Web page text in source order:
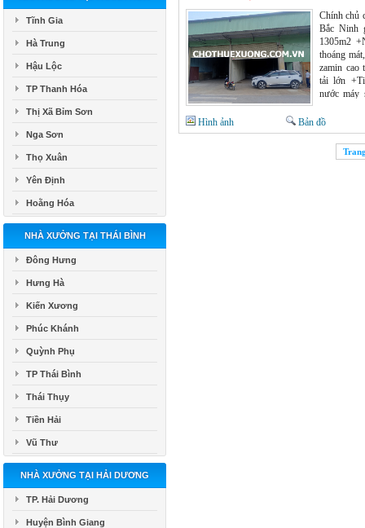
Tĩnh Gia
Hà Trung
Hậu Lộc
TP Thanh Hóa
Thị Xã Bỉm Sơn
Nga Sơn
Thọ Xuân
Yên Định
Hoằng Hóa
NHÀ XƯỞNG TẠI THÁI BÌNH
Đông Hưng
Hưng Hà
Kiến Xương
Phúc Khánh
Quỳnh Phụ
TP Thái Bình
Thái Thụy
Tiền Hải
Vũ Thư
NHÀ XƯỞNG TẠI HẢI DƯƠNG
TP. Hải Dương
Huyện Bình Giang
Chính chủ
Bắc Ninh
1305m2
thoáng
zamin cao
tải lớn
nước máy
Hình ảnh
Bản đồ